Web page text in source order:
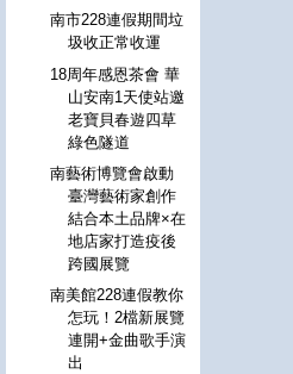
南市228連假期間垃
圾收正常收運
18周年感恩茶會 華
山安南1天使站邀
老寶貝春遊四草
綠色隧道
南藝術博覽會啟動
臺灣藝術家創作
結合本土品牌×在
地店家打造疫後
跨國展覽
南美館228連假教你
怎玩！2檔新展覽
連開+金曲歌手演
出